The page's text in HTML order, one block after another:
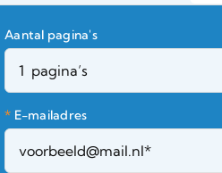
Aantal pagina's
* E-mailadres